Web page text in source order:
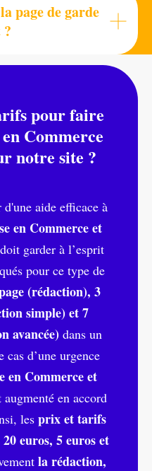
page de garde
pour faire
Commerce
notre site ?
aide efficace à
en Commerce et
garder à l’esprit
pour ce type de
(rédaction), 3
simple) et 7
avancée)dans un
d’une urgence
en Commerce et
en accord
les prix et tarifs
20 euros, 5 euros et
la rédaction,